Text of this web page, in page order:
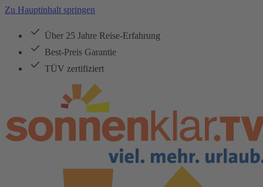
Zu Hauptinhalt springen
Über 25 Jahre Reise-Erfahrung
Best-Preis Garantie
TÜV zertifiziert